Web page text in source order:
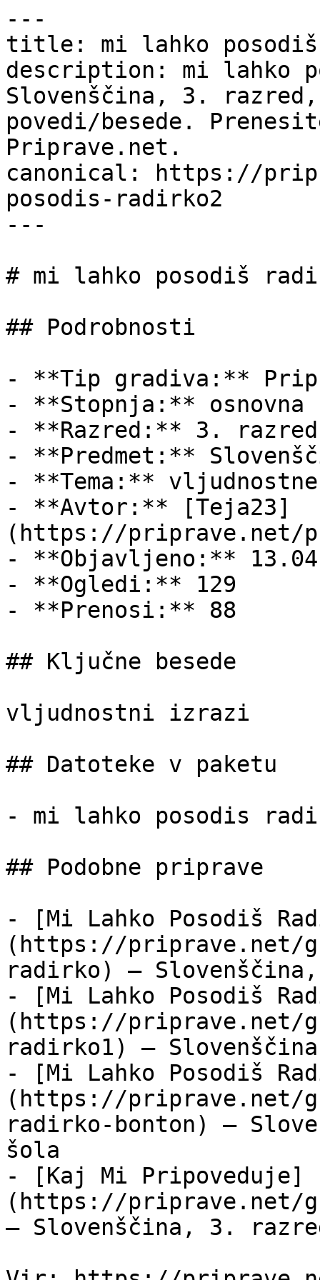
---
title: mi lahko
description: mi lahko
Slovenščina, 3.
povedi/besede.
Priprave.net.
canonical: https://
posodis-radirko2
---
# mi lahko posodiš
## Podrobnosti
- **Tip gradiva:**
- **Stopnja:** osnovna
- **Razred:** 3. razred
- **Predmet:**
- **Tema:** vljudnostne
- **Avtor:** [Teja23]
(https://priprave.net/
- **Objavljeno:**
- **Ogledi:** 129
- **Prenosi:** 88
## Ključne besede
vljudnostni izrazi
## Datoteke v paketu
- mi lahko posodis
## Podobne priprave
- [Mi Lahko Posodiš
(https://priprave.net/
radirko) —
- [Mi Lahko Posodiš
(https://priprave.net/
radirko1) —
- [Mi Lahko Posodiš
(https://priprave.net/
radirko-bonton) —
šola
- [Kaj Mi Pripoveduje]
(https://priprave.net/
— Slovenščina, 3.